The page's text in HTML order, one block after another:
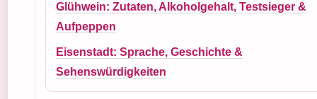
Glühwein: Zutaten, Alkoholgehalt, Testsieger &
Aufpeppen
Eisenstadt: Sprache, Geschichte &
Sehenswürdigkeiten